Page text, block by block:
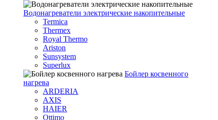
Водонагреватели электрические накопительные
Termica
Thermex
Royal Thermo
Ariston
Sunsystem
Superlux
Бойлер косвенного
нагрева
ARDERIA
AXIS
HAIER
Ottimo